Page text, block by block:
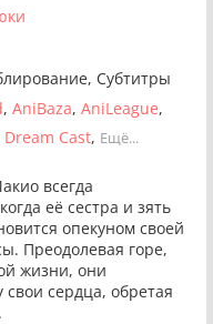
Субтитры
AniBaza AniLeague
Dream Cast Ещё...
всегда
её сестра и зять
опекуном своей
Преодолевая горе,
жизни, они
свои сердца, обретая